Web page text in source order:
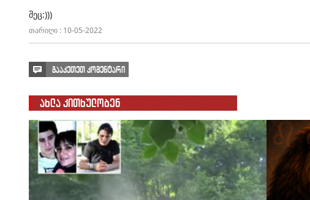
მეც:)))
თარიღი : 10-05-2022
გააკეთეთ კომენტარი
ახლა კითხულობენ